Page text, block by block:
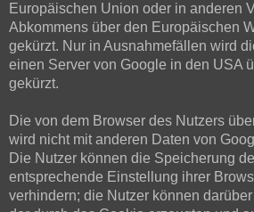
Europäischen Union oder in anderen
Abkommens über den Europäischen
gekürzt. Nur in Ausnahmefällen wird
einen Server von Google in den USA
gekürzt.
Die von dem Browser des Nutzers
wird nicht mit anderen Daten von
Die Nutzer können die Speicherung
entsprechende Einstellung ihrer
verhindern; die Nutzer können